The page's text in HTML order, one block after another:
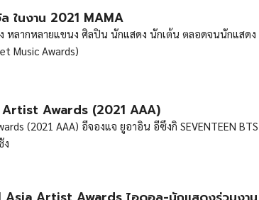
ในงาน 2021 MAMA
หลากหลายแขนง ศิลปิน นักแสดง นักเต้น ตลอดจนนักแสดง
Music Awards)
Artist Awards (2021 AAA)
(2021 AAA) อีจองแจ ยูอาอิน อีซึงกิ SEVENTEEN BTS
ง